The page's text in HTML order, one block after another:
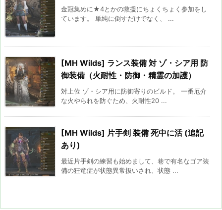
金冠集めに★4とかの救援にちょくちょく参加をし
ています。 単純に倒すだけでなく、 ...
[MH Wilds] ランス装備 対 ゾ・シア用 防
御装備（火耐性・防御・精霊の加護）
対上位 ゾ・シア用に防御寄りのビルド。 一番厄介
な火やられを防ぐため、火耐性20 ...
[MH Wilds] 片手剣 装備 死中に活 (追記
あり)
最近片手剣の練習も始めまして、巷で有名なゴア装
備の狂竜症が状態異常扱いされ、状態 ...